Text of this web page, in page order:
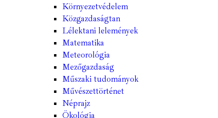
Környezetvédelem
Közgazdaságtan
Lélektani lelemények
Matematika
Meteorológia
Mezőgazdaság
Műszaki tudományok
Művészettörténet
Néprajz
Ökológia